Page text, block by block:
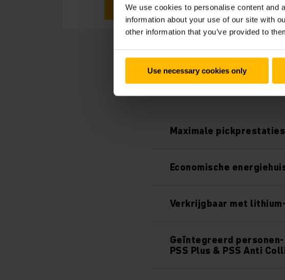
We use cookies to personalise content and
information about your use of our site with
other information that you’ve provided to
Use necessary cookies only
Maximale pickprestaties
Economische
Verkrijgbaar met
Geïntegreerd
PSS Plus & PSS Anti